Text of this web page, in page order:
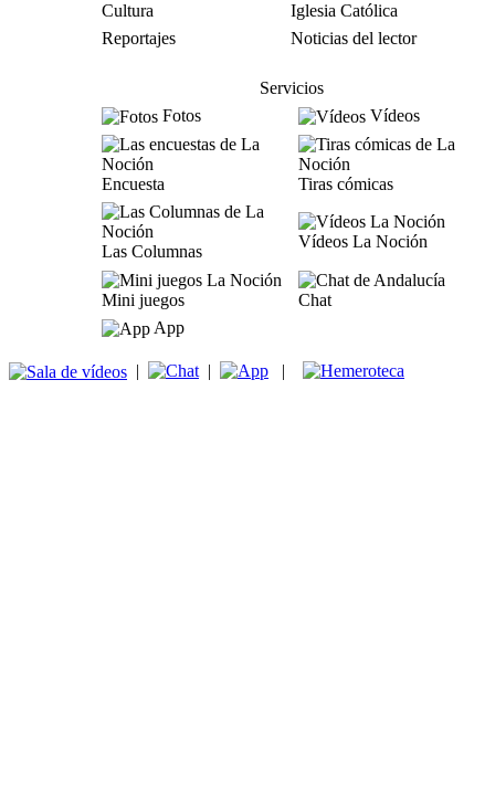
Cultura
Iglesia Católica
Reportajes
Noticias del lector
Servicios
Fotos
Vídeos
Encuesta Tiras cómicas
Las Columnas
Vídeos La Noción
Mini juegos
Chat
App
| | |